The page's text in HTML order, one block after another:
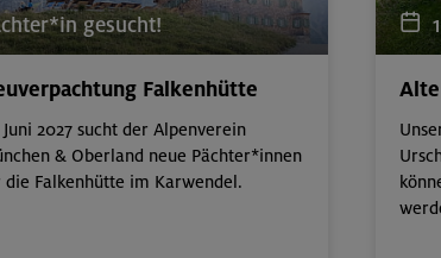
und Rätikon
Rätikon
gesucht!
Falkenhütte
Juni 2027 sucht der Alpenverein
& Oberland neue Pächter*innen
die Falkenhütte im Karwendel.